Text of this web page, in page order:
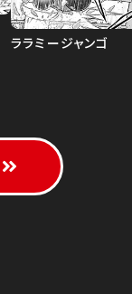
ララミージャンゴ